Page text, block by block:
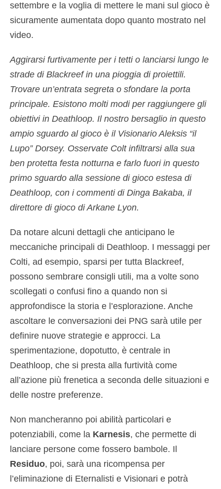
settembre e la voglia di mettere le mani sul gioco è
sicuramente aumentata dopo quanto mostrato nel
video.
Aggirarsi furtivamente per i tetti o lanciarsi lungo le
strade di Blackreef in una pioggia di proiettili.
Trovare un’entrata segreta o sfondare la porta
principale. Esistono molti modi per raggiungere gli
obiettivi in Deathloop. Il nostro bersaglio in questo
ampio sguardo al gioco è il Visionario Aleksis “il
Lupo” Dorsey. Osservate Colt infiltrarsi alla sua
ben protetta festa notturna e farlo fuori in questo
primo sguardo alla sessione di gioco estesa di
Deathloop, con i commenti di Dinga Bakaba, il
direttore di gioco di Arkane Lyon.
Da notare alcuni dettagli che anticipano le
meccaniche principali di Deathloop. I messaggi per
Colti, ad esempio, sparsi per tutta Blackreef,
possono sembrare consigli utili, ma a volte sono
scollegati o confusi fino a quando non si
approfondisce la storia e l’esplorazione. Anche
ascoltare le conversazioni dei PNG sarà utile per
definire nuove strategie e approcci. La
sperimentazione, dopotutto, è centrale in
Deathloop, che si presta alla furtività come
all’azione più frenetica a seconda delle situazioni e
delle nostre preferenze.
Non mancheranno poi abilità particolari e
potenziabili, come la Karnesis, che permette di
lanciare persone come fossero bambole. Il
Residuo, poi, sarà una ricompensa per
l’eliminazione di Eternalisti e Visionari e potrà